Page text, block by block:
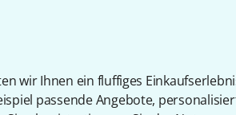
wir Ihnen ein fluffiges
passende Angebote,
was Sie sehen?
Hilfe & Feedback